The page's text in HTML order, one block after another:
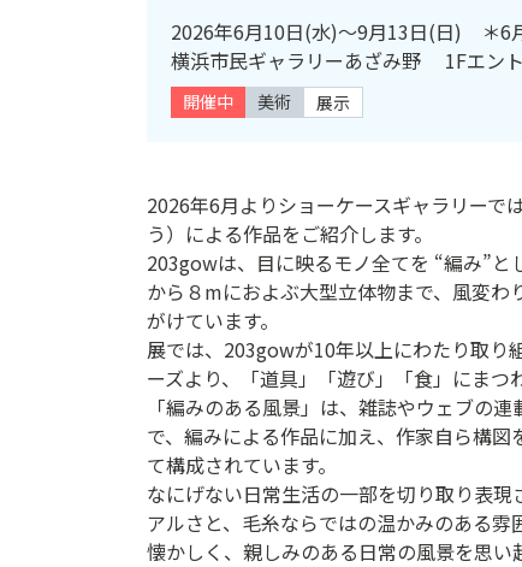
2026年6月10日(水)～9月13日(日) ＊6
横浜市民ギャラリーあざみ野 1Fエン
開催中 美術 展示
2026年6月よりショーケースギャラリーで
う）による作品をご紹介します。
203gowは、目に映るモノ全てを “編み”
から８mにおよぶ大型立体物まで、風変
がけています。
展では、203gowが10年以上にわたり取り
ーズより、「道具」「遊び」「食」にまつ
「編みのある風景」は、雑誌やウェブの
で、編みによる作品に加え、作家自ら構
て構成されています。
なにげない日常生活の一部を切り取り表
アルさと、毛糸ならではの温かみのある
懐かしく、親しみのある日常の風景を思い